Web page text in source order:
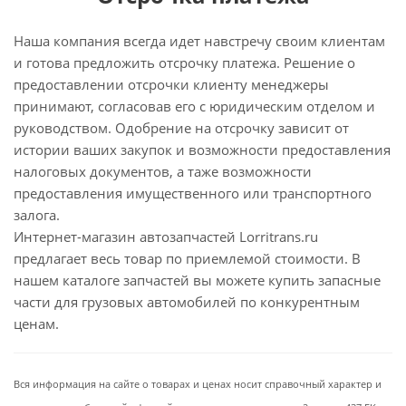
Наша компания всегда идет навстречу своим клиентам
и готова предложить отсрочку платежа. Решение о
предоставлении отсрочки клиенту менеджеры
принимают, согласовав его с юридическим отделом и
руководством. Одобрение на отсрочку зависит от
истории ваших закупок и возможности предоставления
налоговых документов, а таже возможности
предоставления имущественного или транспортного
залога.
Интернет-магазин автозапчастей Lorritrans.ru
предлагает весь товар по приемлемой стоимости. В
нашем каталоге запчастей вы можете купить запасные
части для грузовых автомобилей по конкурентным
ценам.
Вся информация на сайте о товарах и ценах носит справочный характер и